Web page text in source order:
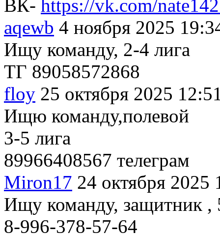
ВК- https://vk.com/
aqewb 4 ноября 2025
Ищу команду, 2-4 лига
ТГ 89058572868
floy 25 октября 2025
Ищю команду,полевой
3-5 лига
89966408567 телеграм
Miron17 24 октября 2025
Ищу команду, защитник ,
8-996-378-57-64